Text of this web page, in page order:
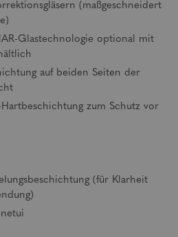
(maßgeschneidert
Glastechnologie optional mit
auf beiden Seiten der
zum Schutz vor
(für Klarheit